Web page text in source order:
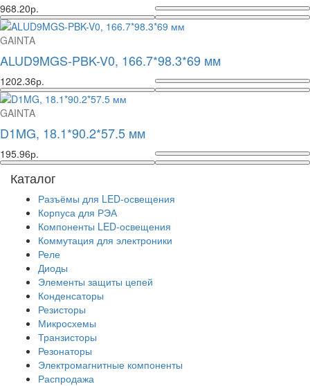
968.20р.
GAINTA
ALUD9MGS-PBK-V0, 166.7*98.3*69 мм
1202.36р.
GAINTA
D1MG, 18.1*90.2*57.5 мм
195.96р.
Каталог
Разъёмы для LED-освещения
Корпуса для РЭА
Компоненты LED-освещения
Коммутация для электроники
Реле
Диоды
Элементы защиты цепей
Конденсаторы
Резисторы
Микросхемы
Транзисторы
Резонаторы
Электромагнитные компоненты
Распродажа